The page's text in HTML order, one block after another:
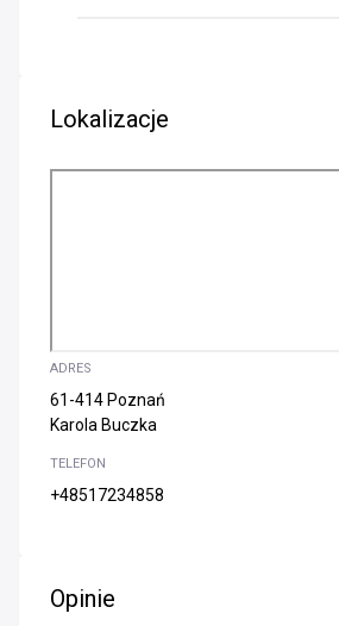
Lokalizacje
ADRES
61-414 Poznań
Karola Buczka
TELEFON
+48517234858
Opinie